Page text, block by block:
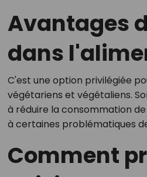
Avantages
dans
C'est une option privilégiée
végétariens et végétaliens.
à réduire la consommation
à certaines problématiques
Comment